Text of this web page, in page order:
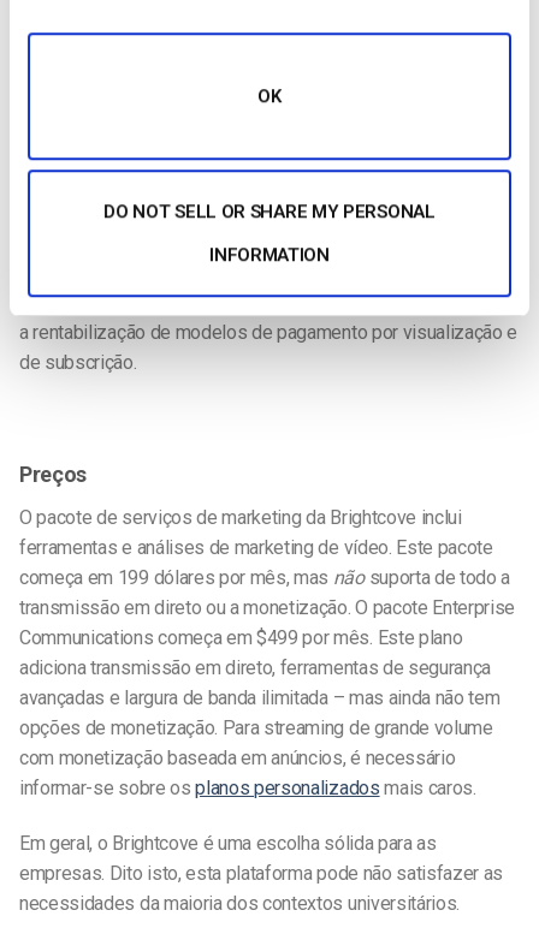
OK
DO NOT SELL OR SHARE MY PERSONAL
INFORMATION
vários parceiros CDN para garantir uma entrega rápida de
Monetização
O Video Cloud inclui ferramentas de monetização, mas
monetização de publicidade
entanto, muitas universidades terão de procurar noutros locais
a rentabilização de modelos de pagamento por visualização e
de subscrição.
Preços
O pacote de serviços de marketing da Brightcove inclui
ferramentas e análises de marketing de vídeo. Este pacote
começa em 199 dólares por mês, mas nãosuporta de todo a
transmissão em direto ou a monetização. O pacote Enterprise
Communications começa em $499 por mês. Este plano
adiciona transmissão em direto, ferramentas de segurança
avançadas e largura de banda ilimitada – mas ainda não tem
opções de monetização. Para streaming de grande volume
com monetização baseada em anúncios, é necessário
informar-se sobre osplanos personalizados mais caros.
Em geral, o Brightcove é uma escolha sólida para as
empresas. Dito isto, esta plataforma pode não satisfazer as
necessidades da maioria dos contextos universitários.